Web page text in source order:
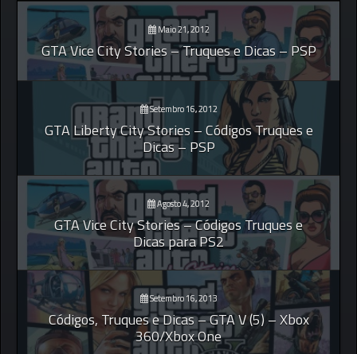
Maio 21, 2012
GTA Vice City Stories – Truques e Dicas – PSP
Setembro 16, 2012
GTA Liberty City Stories – Códigos Truques e
Dicas – PSP
Agosto 4, 2012
GTA Vice City Stories – Códigos Truques e
Dicas para PS2
Setembro 16, 2013
Códigos, Truques e Dicas – GTA V (5) – Xbox
360/Xbox One